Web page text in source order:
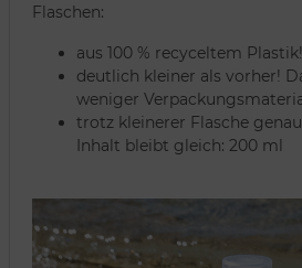
Flaschen:
aus 100 % recyceltem Plastik!
deutlich kleiner als vorher!
weniger
trotz kleinerer Flasche
Inhalt bleibt gleich: 200 ml